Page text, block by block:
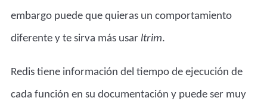
embargo puede que quieras un comportamiento
diferente y te sirva más usar ltrim.
Redis tiene información del tiempo de ejecución de
cada función en su documentación y puede ser muy